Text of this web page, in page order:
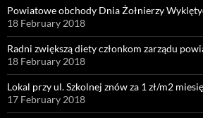
Powiatowe obchody Dnia Żołnierzy
18 February 2018
Radni zwiększą diety członkom zarządu
18 February 2018
Lokal przy ul. Szkolnej znów za 1 zł/m2
17 February 2018